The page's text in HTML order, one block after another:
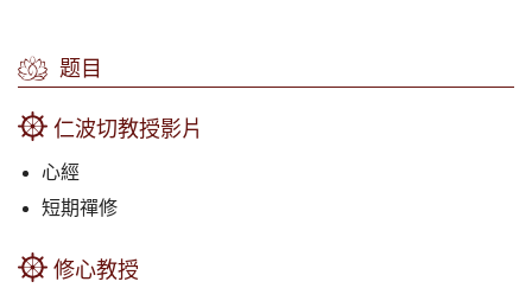
题目
仁波切教授影片
心經
短期禪修
修心教授